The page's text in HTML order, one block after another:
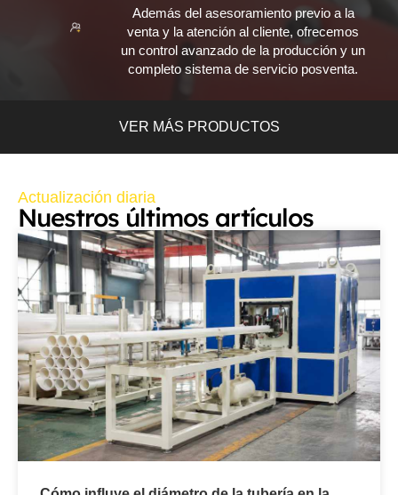
Además del asesoramiento previo a la
venta y la atención al cliente, ofrecemos
un control avanzado de la producción y un
completo sistema de servicio posventa.
VER MÁS PRODUCTOS
Actualización diaria
Nuestros últimos artículos